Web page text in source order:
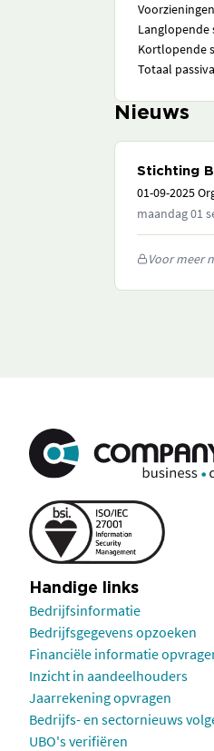
Voorzieningen
Langlopende
Kortlopende
Totaal passiva
Nieuws
Stichting
01-09-2025
maandag 01
Voor meer
Handige links
Bedrijfsinformatie
Bedrijfsgegevens opzoeken
Financiële informatie
Inzicht in aandeelhouders
Jaarrekening opvragen
Bedrijfs- en sectornieuws
UBO's verifiëren